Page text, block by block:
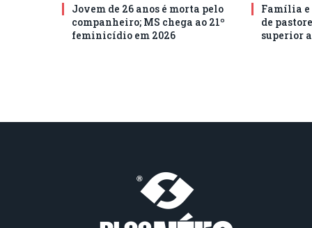
Jovem de 26 anos é morta pelo
companheiro; MS chega ao 21º
feminicídio em 2026
Família
de
superior